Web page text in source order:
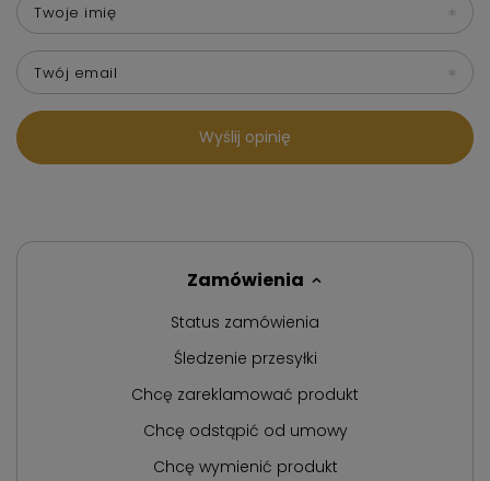
Twoje imię
Twój email
Wyślij opinię
Zamówienia
Status zamówienia
Śledzenie przesyłki
Chcę zareklamować produkt
Chcę odstąpić od umowy
Chcę wymienić produkt